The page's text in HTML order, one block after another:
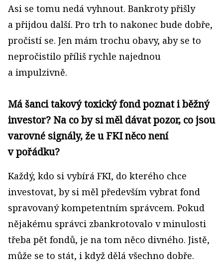
Asi se tomu nedá vyhnout. Bankroty přišly
a přijdou další. Pro trh to nakonec bude dobře,
pročistí se. Jen mám trochu obavy, aby se to
nepročistilo příliš rychle najednou
a impulzivně.
Má šanci takový toxický fond poznat i běžný
investor? Na co by si měl dávat pozor, co jsou
varovné signály, že u FKI něco není
v pořádku?
Každý, kdo si vybírá FKI, do kterého chce
investovat, by si měl především vybrat fond
spravovaný kompetentním správcem. Pokud
nějakému správci zbankrotovalo v minulosti
třeba pět fondů, je na tom něco divného. Jistě,
může se to stát, i když dělá všechno dobře.